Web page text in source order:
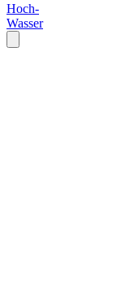
Hoch-
Wasser